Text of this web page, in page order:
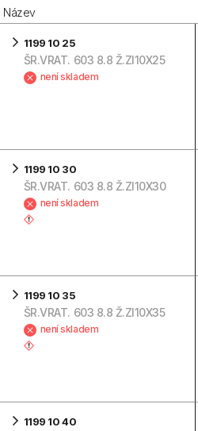
Název
1199 10 25
ŠR.VRAT. 603 8.8 Ž.ZI10X25
není skladem
1199 10 30
ŠR.VRAT. 603 8.8 Ž.ZI10X30
není skladem
1199 10 35
ŠR.VRAT. 603 8.8 Ž.ZI10X35
není skladem
1199 10 40